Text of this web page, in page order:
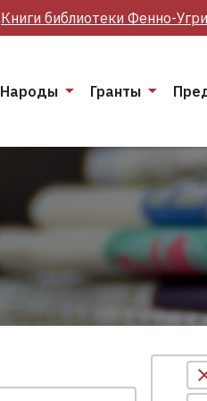
Книги библиотеки Фенно-
Народы Гранты